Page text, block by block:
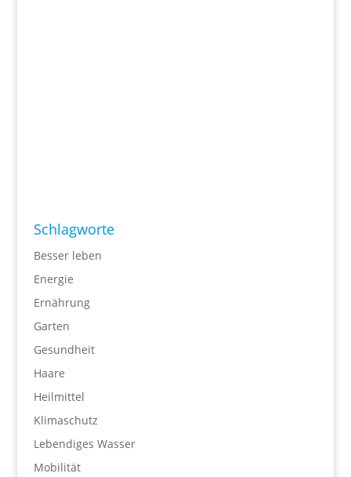
Schlagworte
Besser leben
Energie
Ernährung
Garten
Gesundheit
Haare
Heilmittel
Klimaschutz
Lebendiges Wasser
Mobilität